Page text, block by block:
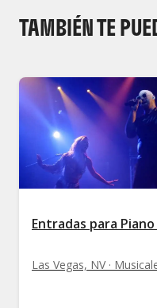
TAMBIÉN TE
Entradas para
Las Vegas, NV ·